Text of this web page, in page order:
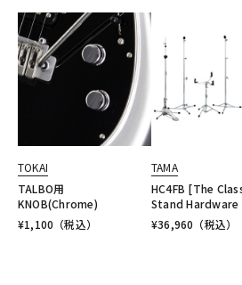
TOKAI
TALBO用
KNOB(Chrome)
¥1,100 （税込）
TAMA
HC4FB [The
Stand
¥36,960 （税込）